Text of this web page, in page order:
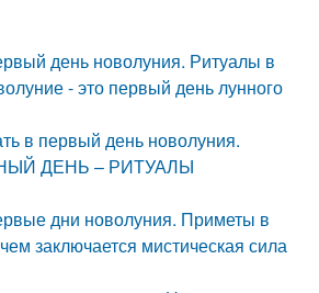
день новолуния. Ритуалы в
- это первый день лунного
в первый день новолуния.
ДЕНЬ – РИТУАЛЫ
дни новолуния. Приметы в
заключается мистическая сила